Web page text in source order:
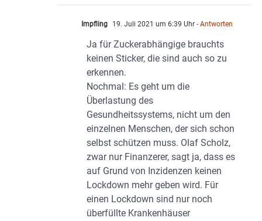
Impfling 19. Juli 2021 um 6:39 Uhr - Antworten
Ja für Zuckerabhängige brauchts
keinen Sticker, die sind auch so zu
erkennen.
Nochmal: Es geht um die
Überlastung des
Gesundheitssystems, nicht um den
einzelnen Menschen, der sich schon
selbst schützen muss. Olaf Scholz,
zwar nur Finanzerer, sagt ja, dass es
auf Grund von Inzidenzen keinen
Lockdown mehr geben wird. Für
einen Lockdown sind nur noch
überfüllte Krankenhäuser